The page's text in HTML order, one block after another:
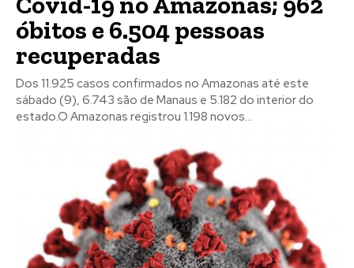
óbitos e 6.504 pessoas
recuperadas
Dos 11.925 casos confirmados no Amazonas até este
sábado (9), 6.743 são de Manaus e 5.182 do interior do
estado.O Amazonas registrou 1.198 novos...